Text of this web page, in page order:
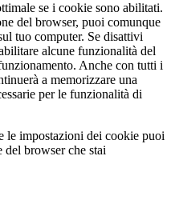
se i cookie sono abilitati.
del browser, puoi comunque
tuo computer. Se disattivi
alcune funzionalità del
Anche con tutti i
a memorizzare una
per le funzionalità di
le impostazioni dei cookie puoi
browser che stai